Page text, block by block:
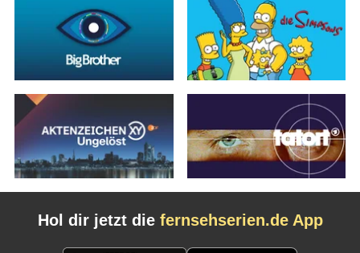
Hol dir jetzt die fernsehserien.de App